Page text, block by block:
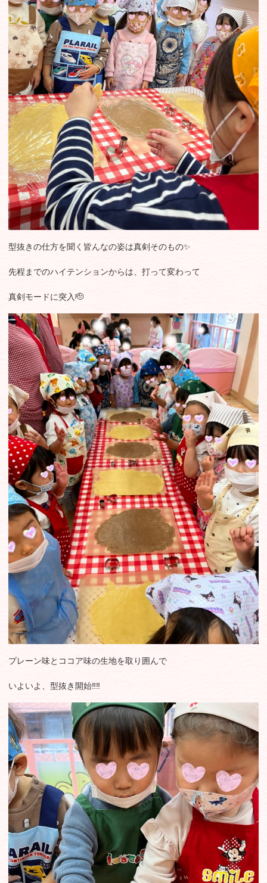
型抜きの仕方を聞く皆んなの姿は真剣そのもの✨
先程までのハイテンションからは、打って変わって
真剣モードに突入🫡
プレーン味とココア味の生地を取り囲んで
いよいよ、型抜き開始‼️‼️